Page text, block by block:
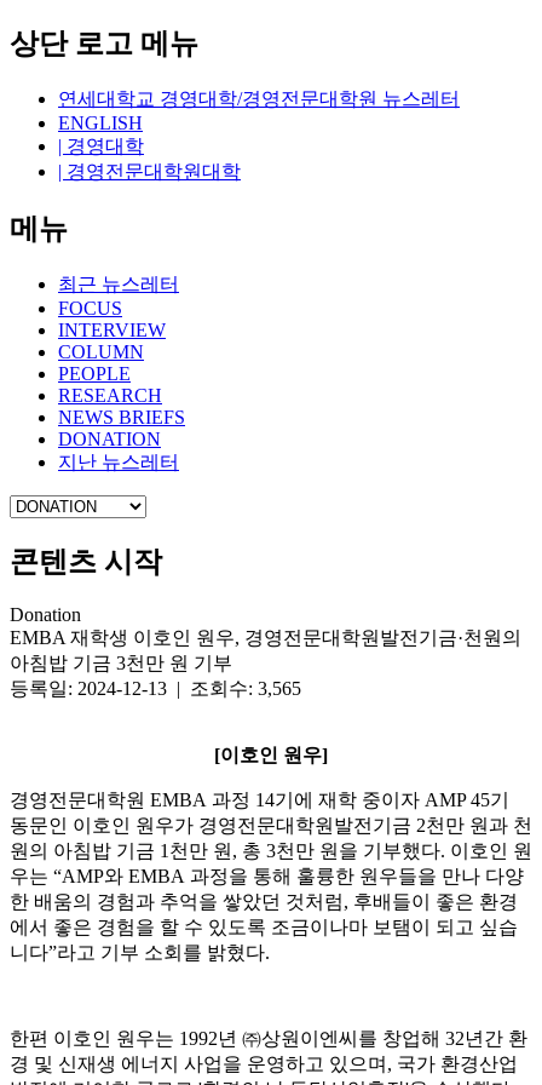
상단 로고 메뉴
연세대학교 경영대학/경영전문대학원 뉴스레터
ENGLISH
| 경영대학
| 경영전문대학원대학
메뉴
최근 뉴스레터
FOCUS
INTERVIEW
COLUMN
PEOPLE
RESEARCH
NEWS BRIEFS
DONATION
지난 뉴스레터
콘텐츠 시작
Donation
EMBA 재학생 이호인 원우, 경영전문대학원발전기금·천원의
아침밥 기금 3천만 원 기부
등록일: 2024-12-13 | 조회수: 3,565
[이호인 원우]
경영전문대학원 EMBA 과정 14기에 재학 중이자 AMP 45기
동문인 이호인 원우가 경영전문대학원발전기금 2천만 원과 천
원의 아침밥 기금 1천만 원, 총 3천만 원을 기부했다. 이호인 원
우는 “AMP와 EMBA 과정을 통해 훌륭한 원우들을 만나 다양
한 배움의 경험과 추억을 쌓았던 것처럼, 후배들이 좋은 환경
에서 좋은 경험을 할 수 있도록 조금이나마 보탬이 되고 싶습
니다”라고 기부 소회를 밝혔다.
한편 이호인 원우는 1992년 ㈜상원이엔씨를 창업해 32년간 환
경 및 신재생 에너지 사업을 운영하고 있으며 , 국가 환경산업